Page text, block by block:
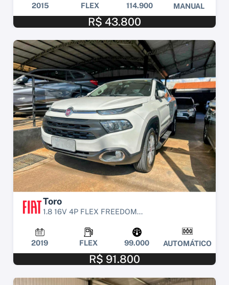
2015 FLEX 114.900 MANUAL
R$ 43.800
Toro
1.8 16V 4P FLEX FREEDOM...
2019 FLEX 99.000 AUTOMÁTICO
R$ 91.800